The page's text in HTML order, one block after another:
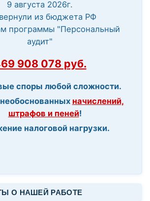
9 августа 2026г.
из бюджета РФ
программы "Персональный
аудит"
908 078 руб.
споры любой сложности.
начислений,
штрафов и пеней!
налоговой нагрузки.
О НАШЕЙ РАБОТЕ